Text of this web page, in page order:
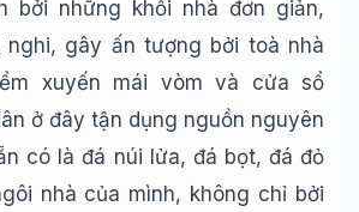
bởi những khối nhà đơn giản,
nghi, gây ấn tượng bởi toà nhà
xuyến mái vòm và cửa sổ
ở đây tận dụng nguồn nguyên
có là đá núi lửa, đá bọt, đá đỏ
nhà của mình, không chỉ bởi